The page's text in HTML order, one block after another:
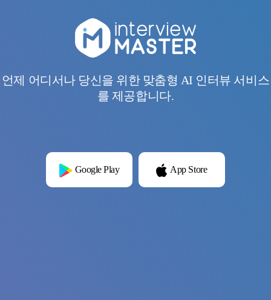
언제 어디서나 당신을 위한 맞춤형 AI 인터뷰 서비스
를 제공합니다.
Google Play App Store